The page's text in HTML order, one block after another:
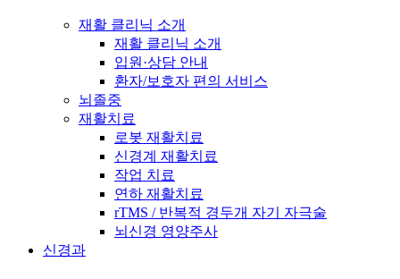
재활 클리닉 소개
재활 클리닉 소개
입원·상담 안내
환자/보호자 편의 서비스
뇌졸중
재활치료
로봇 재활치료
신경계 재활치료
작업 치료
연하 재활치료
rTMS / 반복적 경두개 자기 자극술
뇌신경 영양주사
신경과